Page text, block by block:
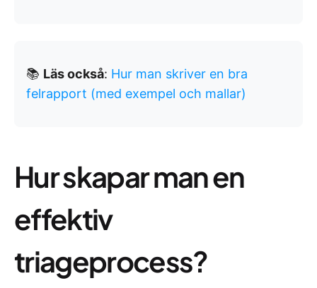
📚 Läs också: Hur man skriver en bra
felrapport (med exempel och mallar)
Hur skapar man en
effektiv
triageprocess?